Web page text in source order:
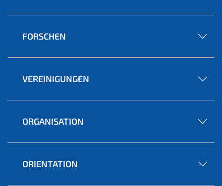
FORSCHEN
VEREINIGUNGEN
ORGANISATION
ORIENTATION